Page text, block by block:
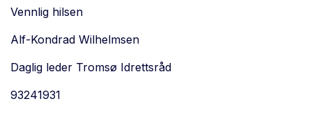
Vennlig hilsen
Alf-Kondrad Wilhelmsen
Daglig leder Tromsø Idrettsråd
93241931